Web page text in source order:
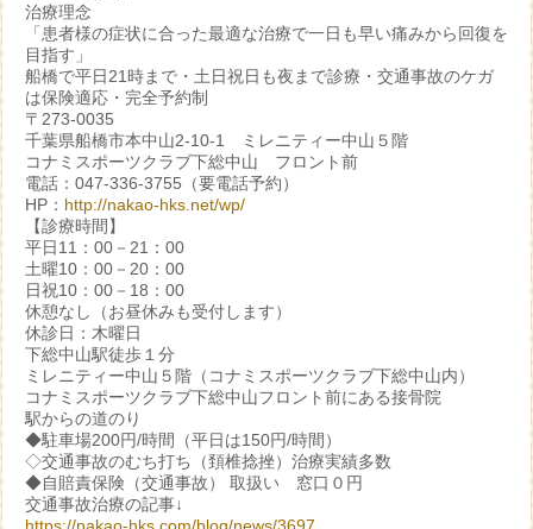
治療理念
「患者様の症状に合った最適な治療で一日も早い痛みから回復を
目指す」
船橋で平日21時まで・土日祝日も夜まで診療・交通事故のケガ
は保険適応・完全予約制
〒273-0035
千葉県船橋市本中山2-10-1 ミレニティー中山５階
コナミスポーツクラブ下総中山 フロント前
電話：047-336-3755（要電話予約）
HP： http://nakao-hks.net/wp/
【診療時間】
平日11：00－21：00
土曜10：00－20：00
日祝10：00－18：00
休憩なし（お昼休みも受付します）
休診日：木曜日
下総中山駅徒歩１分
ミレニティー中山５階（コナミスポーツクラブ下総中山内）
コナミスポーツクラブ下総中山フロント前にある接骨院
駅からの道のり
◆駐車場200円/時間（平日は150円/時間）
◇交通事故のむち打ち（頚椎捻挫）治療実績多数
◆自賠責保険（交通事故） 取扱い 窓口０円
交通事故治療の記事↓